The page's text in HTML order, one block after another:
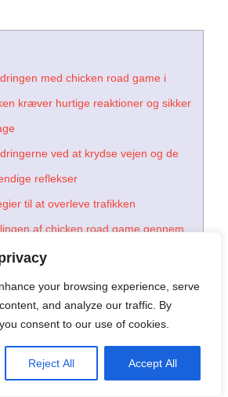
your browsing experience, serve
and analyze our traffic. By
consent to our use of cookies.
Reject All Accept All
Project
Sounio Project 1
Always Bring Their
Festival Style to Rio
med chicken road game i
kræver hurtige reaktioner og sikker
ved at krydse vejen og de
reflekser
til at overleve trafikken
af chicken road game gennem
af mobile enheder på
bag chicken road game:
mellem spil og reaktionsevne